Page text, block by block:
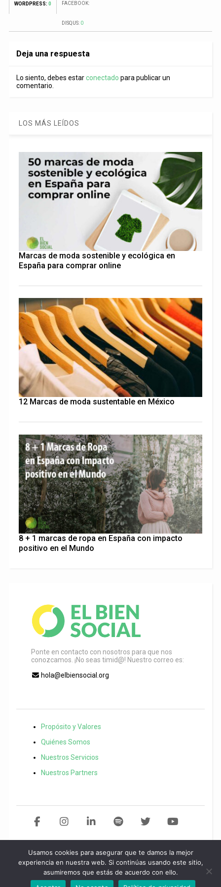
WORDPRESS: 0 FACEBOOK:
DISQUS: 0
Deja una respuesta
Lo siento, debes estarconectado para publicar un
comentario.
LOS MÁS LEÍDOS
Marcas de moda sostenible y ecológica en
España para comprar online
12 Marcas de moda sustentable en México
8 + 1 marcas de ropa en España con impacto
positivo en el Mundo
Ponte en contacto con nosotros para que nos
conozcamos. ¡No seas timid@! Nuestro correo es:
hola@elbiensocial.org
Propósito y Valores
Quiénes Somos
Nuestros Servicios
Nuestros Partners
Copyright 2021 El Bien Social. Todos los derechos reservadosDesarollo
Startidea.Política de privacidad/ Aviso legal/Política de
Usamos cookies para asegurar que te damos la mejor
experiencia en nuestra web. Si continúas usando este sitio,
asumiremos que estás de acuerdo con ello.